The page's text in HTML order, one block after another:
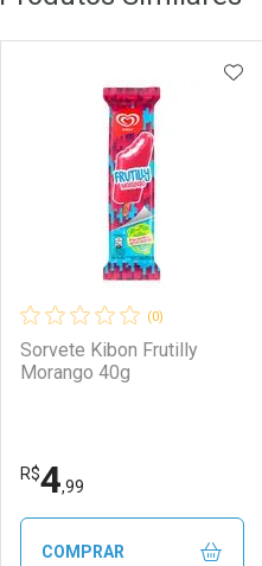
(0)
Sorvete Kibon Frutilly
Morango 40g
R$4,99
COMPRAR